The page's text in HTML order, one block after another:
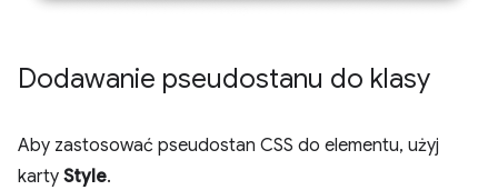
Dodawanie pseudostanu do klasy
Aby zastosować pseudostan CSS do elementu, użyj
karty Style.